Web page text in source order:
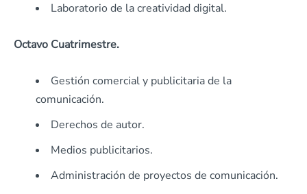
Laboratorio de la creatividad digital.
Octavo Cuatrimestre.
Gestión comercial y publicitaria de la
comunicación.
Derechos de autor.
Medios publicitarios.
Administración de proyectos de comunicación.